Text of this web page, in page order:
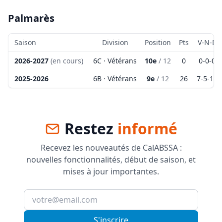
Palmarès
Saison Division Position Pts
V-N-D
2026-2027 (en cours) 6C · Vétérans 10e / 12 0 0-0-0
2025-2026
6B · Vétérans 9e / 12 26 7-5-10
Restez informé
Recevez les nouveautés de CalABSSA :
nouvelles fonctionnalités, début de saison, et
mises à jour importantes.